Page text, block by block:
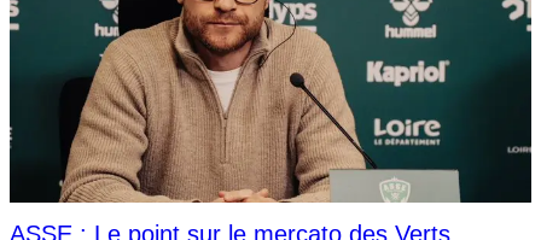
ASSE : Le point sur le mercato des Verts